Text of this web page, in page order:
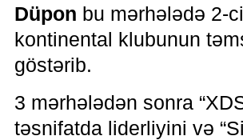
Düpon bu mərhələdə 2-
kontinental klubunun
göstərib.
3 mərhələdən sonra
təsnifatda liderliyini və